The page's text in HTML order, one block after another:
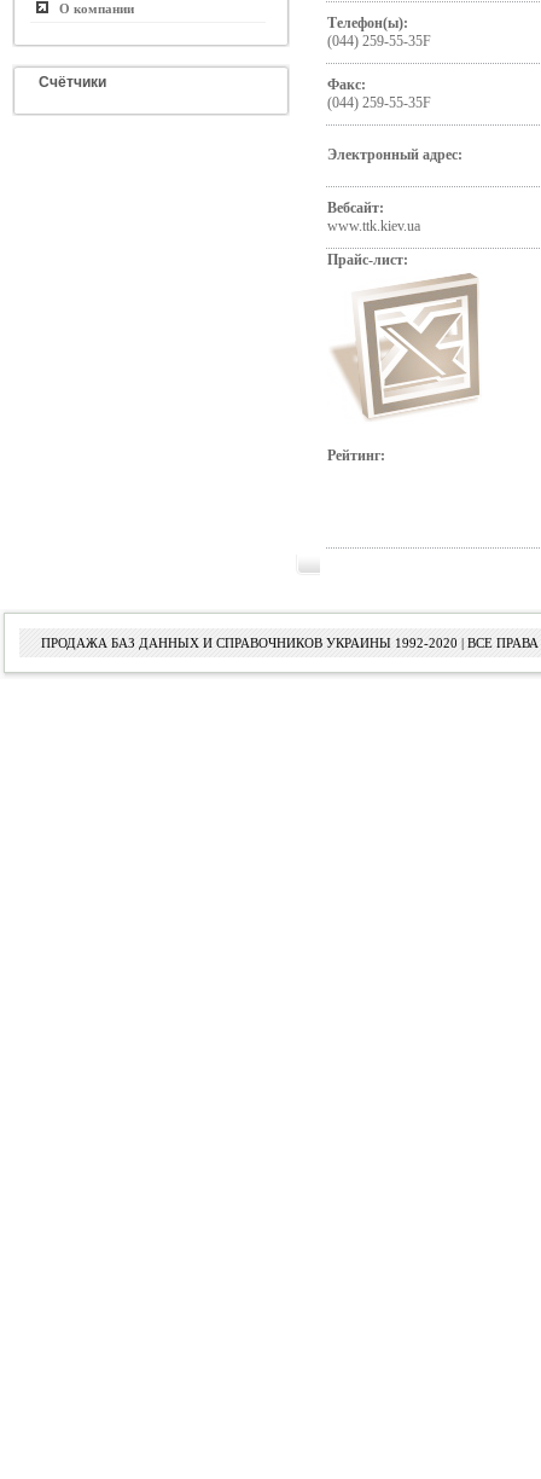
О компании
Счётчики
Телефон(ы):
(044) 259-55-35F
Факс:
(044) 259-55-35F
Электронный адрес:
Вебсайт:
www.ttk.kiev.ua
Прайс-лист:
Рейтинг:
ПРОДАЖА БАЗ ДАННЫХ И СПРАВОЧНИКОВ УКРАИНЫ 1992-2020 | ВСЕ